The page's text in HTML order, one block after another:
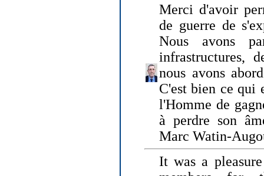
Merci d'avoir
de guerre de
Nous avons
infrastructures,
nous avons
C'est bien ce qui
l'Homme de
à perdre son
Marc Watin-
It was a